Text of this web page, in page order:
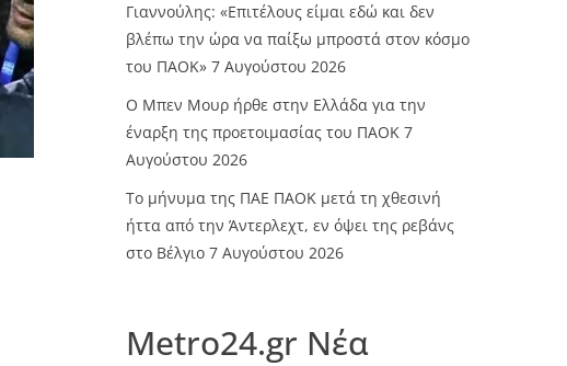
Γιαννούλης: «Επιτέλους είμαι εδώ και δεν
βλέπω την ώρα να παίξω μπροστά στον κόσμο
του ΠΑΟΚ» 7 Αυγούστου 2026
O Mπεν Μουρ ήρθε στην Ελλάδα για την
έναρξη της προετοιμασίας του ΠΑΟΚ 7
Αυγούστου 2026
Το μήνυμα της ΠΑΕ ΠΑΟΚ μετά τη χθεσινή
ήττα από την Άντερλεχτ, εν όψει της ρεβάνς
στο Βέλγιο 7 Αυγούστου 2026
Metro24.gr Νέα